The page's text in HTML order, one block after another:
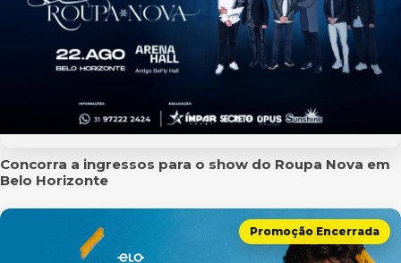
Concorra a ingressos para o show do Roupa Nova em
Belo Horizonte
Promoção Encerrada